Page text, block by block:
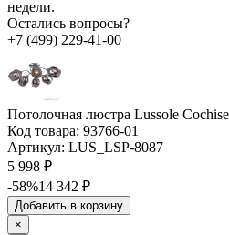
недели.
Остались вопросы?
+7 (499) 229-41-00
Потолочная люстра Lussole
Код товара: 93766-01
Артикул: LUS_LSP-8087
5 998 ₽
-58%14 342 ₽
Добавить в корзину
×